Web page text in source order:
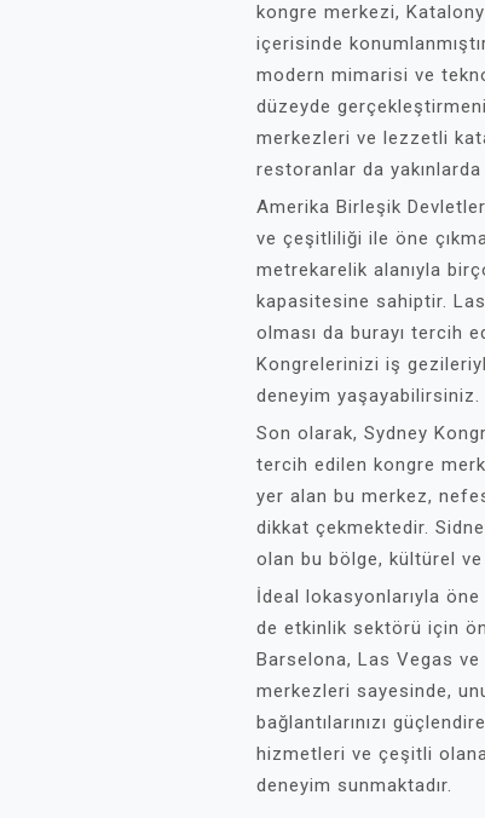
kongre merkezi,
içerisinde
modern mimarisi ve
düzeyde
merkezleri ve lezzetli
restoranlar da yakınlarda
Amerika Birleşik
ve çeşitliliği ile öne
metrekarelik alanıyla
kapasitesine sahiptir. Las
olması da burayı tercih
Kongrelerinizi iş
deneyim yaşayabilirsiniz.
Son olarak, Sydney
tercih edilen kongre
yer alan bu merkez,
dikkat çekmektedir.
olan bu bölge, kültürel
İdeal lokasyonlarıyla
de etkinlik sektörü için
Barselona, Las Vegas
merkezleri sayesinde,
bağlantılarınızı
hizmetleri ve çeşitli
deneyim sunmaktadır.